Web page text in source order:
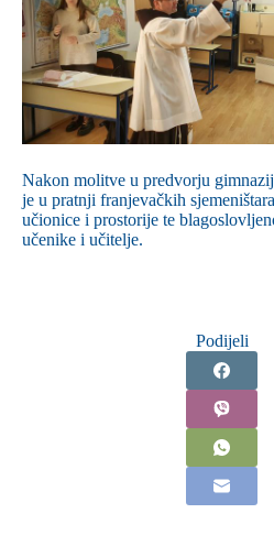
Nakon molitve u predvorju
je u pratnji franjevačkih
učionice i prostorije te
učenike i učitelje.
Podijeli